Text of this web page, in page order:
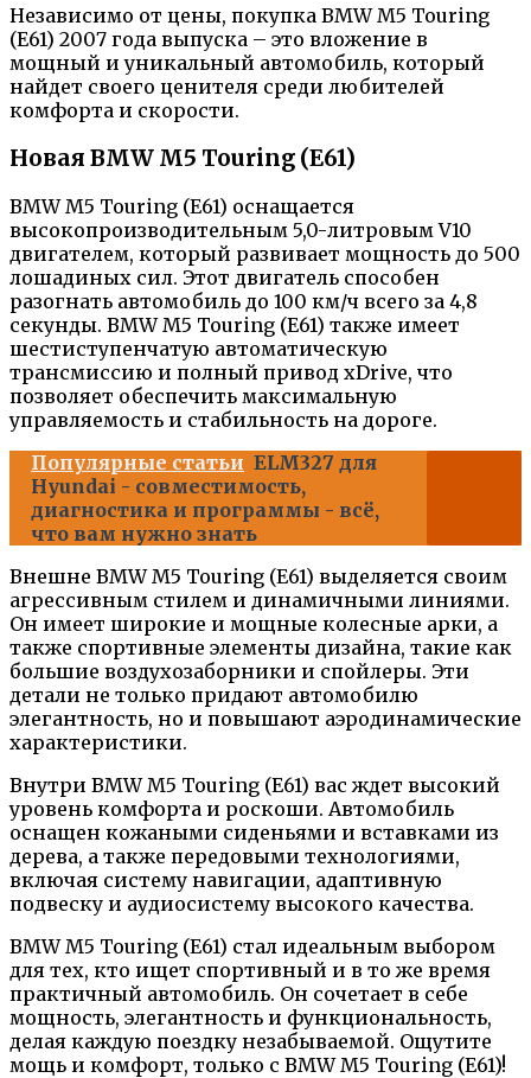
Независимо от цены, покупка BMW M5 Touring
(E61) 2007 года выпуска – это вложение в
мощный и уникальный автомобиль, который
найдет своего ценителя среди любителей
комфорта и скорости.
Новая BMW M5 Touring (E61)
BMW M5 Touring (E61) оснащается
высокопроизводительным 5,0-литровым V10
двигателем, который развивает мощность до 500
лошадиных сил. Этот двигатель способен
разогнать автомобиль до 100 км/ч всего за 4,8
секунды. BMW M5 Touring (E61) также имеет
шестиступенчатую автоматическую
трансмиссию и полный привод xDrive, что
позволяет обеспечить максимальную
управляемость и стабильность на дороге.
Популярные статьи ELM327 для
Hyundai - совместимость,
диагностика и программы - всё,
что вам нужно знать
Внешне BMW M5 Touring (E61) выделяется своим
агрессивным стилем и динамичными линиями.
Он имеет широкие и мощные колесные арки, а
также спортивные элементы дизайна, такие как
большие воздухозаборники и спойлеры. Эти
детали не только придают автомобилю
элегантность, но и повышают аэродинамические
характеристики.
Внутри BMW M5 Touring (E61) вас ждет высокий
уровень комфорта и роскоши. Автомобиль
оснащен кожаными сиденьями и вставками из
дерева, а также передовыми технологиями,
включая систему навигации, адаптивную
подвеску и аудиосистему высокого качества.
BMW M5 Touring (E61) стал идеальным выбором
для тех, кто ищет спортивный и в то же время
практичный автомобиль. Он сочетает в себе
мощность, элегантность и функциональность,
делая каждую поездку незабываемой. Ощутите
мощь и комфорт, только с BMW M5 Touring (E61)!